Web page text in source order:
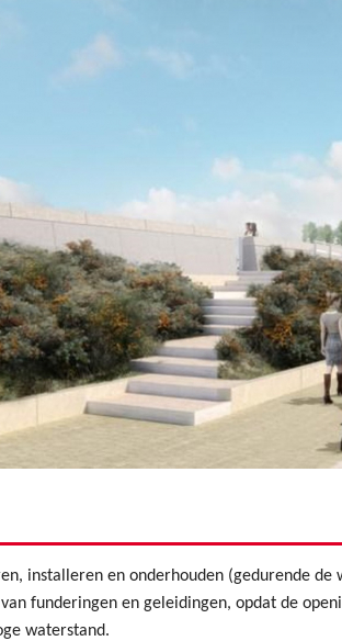
installeren en onderhouden (gedurende
funderingen en geleidingen, opdat de
waterstand.